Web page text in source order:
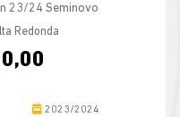
23/24 Seminovo
Redonda
2023/2024